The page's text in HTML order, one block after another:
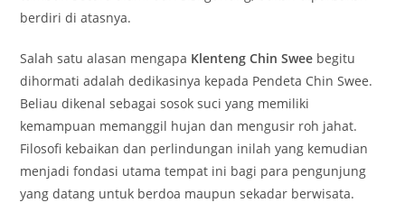
berdiri di atasnya.
Salah satu alasan mengapa Klenteng Chin Swee begitu
dihormati adalah dedikasinya kepada Pendeta Chin Swee.
Beliau dikenal sebagai sosok suci yang memiliki
kemampuan memanggil hujan dan mengusir roh jahat.
Filosofi kebaikan dan perlindungan inilah yang kemudian
menjadi fondasi utama tempat ini bagi para pengunjung
yang datang untuk berdoa maupun sekadar berwisata.